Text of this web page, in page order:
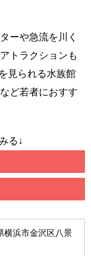
ーや急流を川く
トラクションも
見られる水族館
ど若者におすす
る↓
横浜市金沢区八景